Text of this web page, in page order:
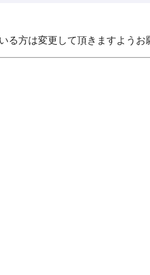
る方は変更して頂きますよう